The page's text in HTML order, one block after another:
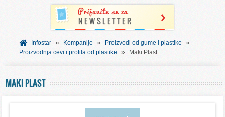
BESPLATNI VAUČERI
SVET INFORMACIJA
Infostar » Kompanije » Proizvodi od gume i plastike »
Proizvodnja cevi i profila od plastike » Maki Plast
MAKI PLAST